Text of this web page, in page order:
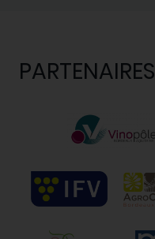
PARTENAIRES